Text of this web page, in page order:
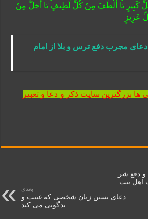
کَبِیرٍ یَا أَلْطَفَ مِنْ کُلِّ لَطِیفٍ یَا أَجَلَّ مِنْ
عَزِیزٍ
دعای مجرب دفع ترس و بلا از امام
ها بزرگترین سایت ذکر و دعا و تعبیر
و دفع شر
اهل بیت
بعدی
دعای بستن زبان شخصی که غیبت و
بدگویی می کند